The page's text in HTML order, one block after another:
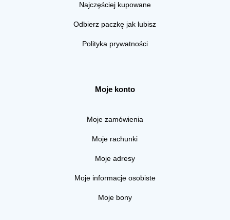
Najczęściej kupowane
Odbierz paczkę jak lubisz
Polityka prywatności
Moje konto
Moje zamówienia
Moje rachunki
Moje adresy
Moje informacje osobiste
Moje bony